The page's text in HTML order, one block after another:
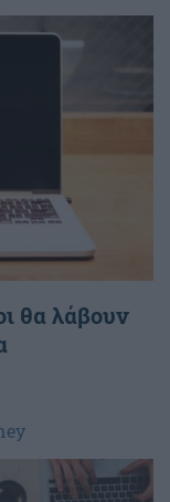
θα λάβουν